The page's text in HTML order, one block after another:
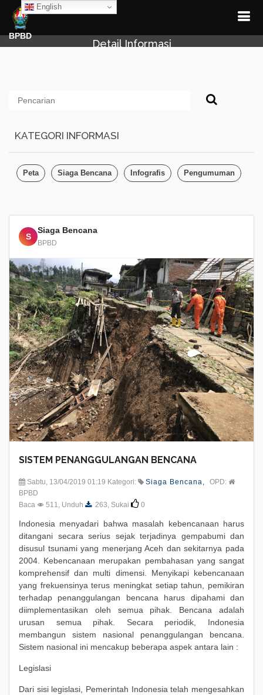
English
BPBD
Detail Informasi
KATEGORI INFORMASI
Peta Siaga Bencana Infografis Pengumuman
S
Siaga Bencana
BPBD
SISTEM PENANGGULANGAN BENCANA
Sabtu, 13/04/2019 01:19 Kategori: Siaga Bencana,
OPD:
BPBD
Baca
511, Unduh 263, Sukai 0
Indonesia menyadari bahwa masalah kebencanaan harus
ditangani secara serius sejak terjadinya gempabumi dan
disusul tsunami yang menerjang Aceh dan sekitarnya pada
2004. Kebencanaan merupakan pembahasan yang sangat
komprehensif dan multi dimensi. Menyikapi kebencanaan
yang frekuensinya terus meningkat setiap tahun, pemikiran
terhadap penanggulangan bencana harus dipahami dan
diimplementasikan oleh semua pihak. Bencana adalah
urusan semua pihak. Secara periodik, Indonesia
membangun sistem nasional penanggulangan bencana.
Sistem nasional ini mencakup beberapa aspek antara lain :
Legislasi
Dari sisi legislasi, Pemerintah Indonesia telah mengesahkan